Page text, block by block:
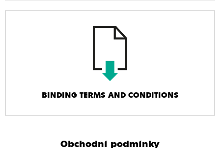
BINDING TERMS AND CONDITIONS
Obchodní podmínky